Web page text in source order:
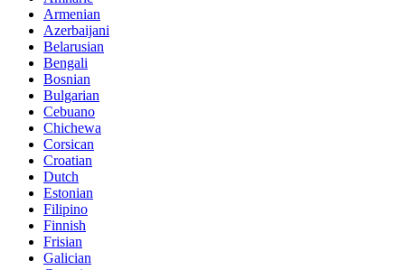
Armenian
Azerbaijani
Belarusian
Bengali
Bosnian
Bulgarian
Cebuano
Chichewa
Corsican
Croatian
Dutch
Estonian
Filipino
Finnish
Frisian
Galician